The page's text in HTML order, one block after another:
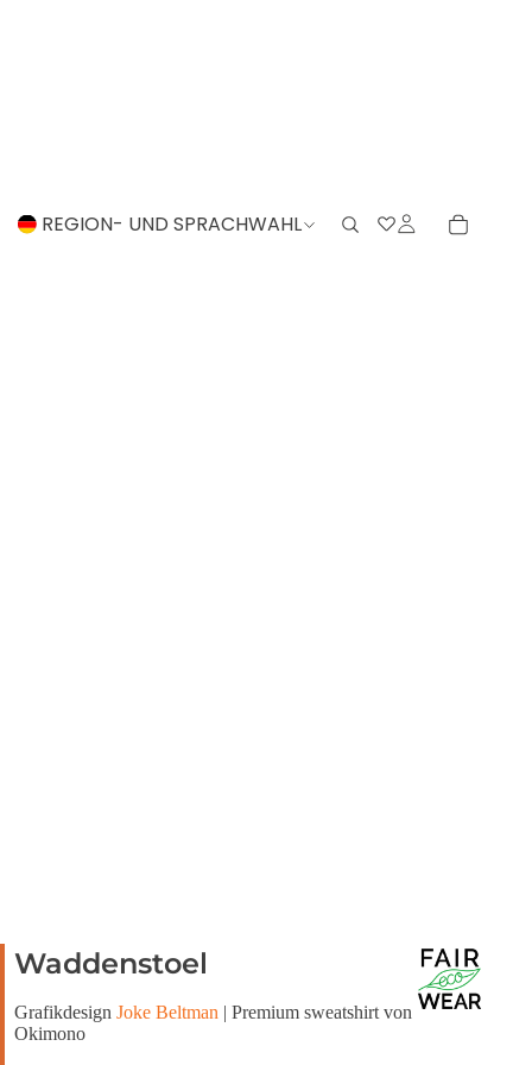
REGION- UND SPRACHWAHL
Waddenstoel
Grafikdesign Joke Beltman | Premium sweatshirt von
Okimono